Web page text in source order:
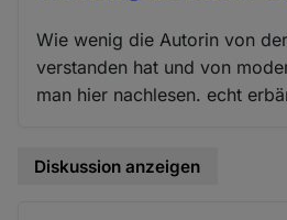
Wie wenig die Autorin von
verstanden hat und von
man hier nachlesen. echt
Diskussion anzeigen